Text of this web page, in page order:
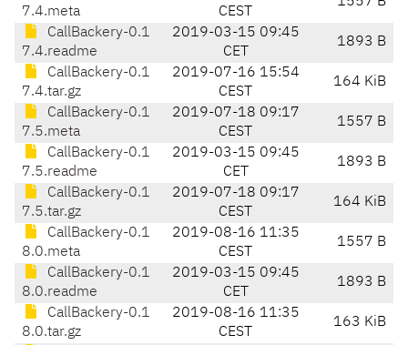
7.4.meta
CEST
CallBackery-0.1
7.4.readme
2019-03-15 09:45
CET
1893 B
CallBackery-0.1
7.4.tar.gz
2019-07-16 15:54
CEST
164 KiB
CallBackery-0.1
7.5.meta
2019-07-18 09:17
CEST
1557 B
CallBackery-0.1
7.5.readme
2019-03-15 09:45
CET
1893 B
CallBackery-0.1
7.5.tar.gz
2019-07-18 09:17
CEST
164 KiB
CallBackery-0.1
8.0.meta
2019-08-16 11:35
CEST
1557 B
CallBackery-0.1
8.0.readme
2019-03-15 09:45
CET
1893 B
CallBackery-0.1
8.0.tar.gz
2019-08-16 11:35
CEST
163 KiB